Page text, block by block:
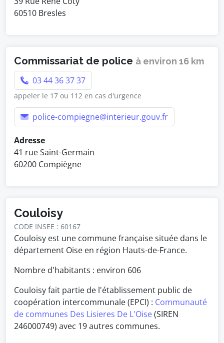
60510 Bresles
Commissariat de police à environ 16 km
03 44 36 37 37
appeler le 17 ou 112 en cas d'urgence
police-compiegne@interieur.gouv.fr
Adresse
41 rue Saint-Germain
60200 Compiègne
Couloisy
CODE INSEE : 60167
Couloisy est une commune française située dans le
département Oise en région Hauts-de-France.
Nombre d'habitants : environ 606
Couloisy fait partie de l'établissement public de
coopération intercommunale (EPCI) : Communauté
de communes Des Lisieres De L'Oise(SIREN
246000749) avec 19 autres communes.